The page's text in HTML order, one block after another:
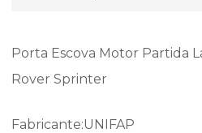
Porta Escova Motor Partida
Rover Sprinter
Fabricante:UNIFAP